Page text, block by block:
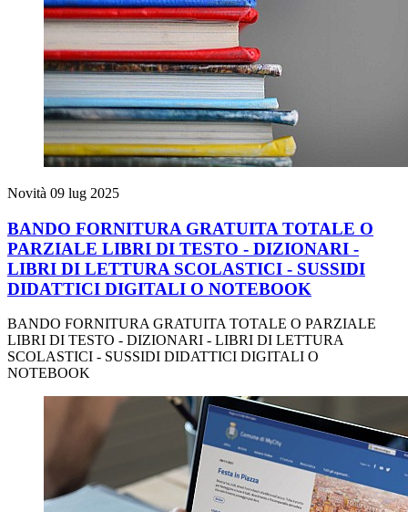
Novità 09 lug 2025
BANDO FORNITURA GRATUITA TOTALE O
PARZIALE LIBRI DI TESTO - DIZIONARI -
LIBRI DI LETTURA SCOLASTICI - SUSSIDI
DIDATTICI DIGITALI O NOTEBOOK
BANDO FORNITURA GRATUITA TOTALE O PARZIALE
LIBRI DI TESTO - DIZIONARI - LIBRI DI LETTURA
SCOLASTICI - SUSSIDI DIDATTICI DIGITALI O
NOTEBOOK